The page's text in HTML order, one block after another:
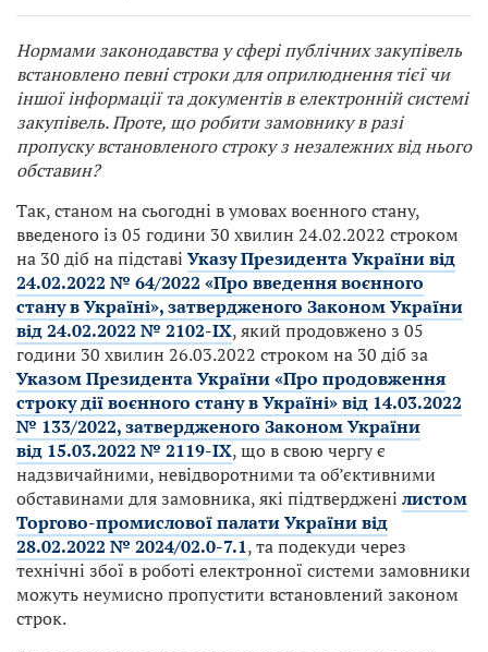
Нормами законодавства у сфері публічних закупівель
встановлено певні строки для оприлюднення тієї чи
іншої інформації та документів в електронній системі
закупівель. Проте, що робити замовнику в разі
пропуску встановленого строку з незалежних від нього
обставин?
Так, станом на сьогодні в умовах воєнного стану,
введеного із 05 години 30 хвилин 24.02.2022 строком
на 30 діб на підставі Указу Президента України від
24.02.2022 № 64/2022 «Про введення воєнного
стану в Україні», затвердженого Законом України
від 24.02.2022 № 2102-IX, який продовжено з 05
години 30 хвилин 26.03.2022 строком на 30 діб за
Указом Президента України «Про продовження
строку дії воєнного стану в Україні» від 14.03.2022
№ 133/2022, затвердженого Законом України
від 15.03.2022 № 2119-IX, що в свою чергу є
надзвичайними, невідворотними та об’єктивними
обставинами для замовника, які підтверджені листом
Торгово-промислової палати України від
28.02.2022 № 2024/02.0-7.1, та подекуди через
технічні збої в роботі електронної системи замовники
можуть неумисно пропустити встановлений законом
строк.